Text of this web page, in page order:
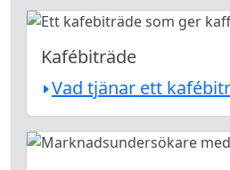
Kafébiträde
Vad tjänar ett